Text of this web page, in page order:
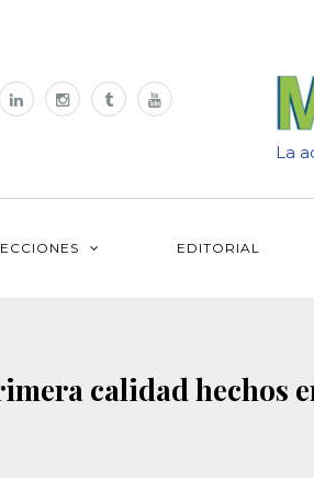
La
EDITORIAL
calidad hechos